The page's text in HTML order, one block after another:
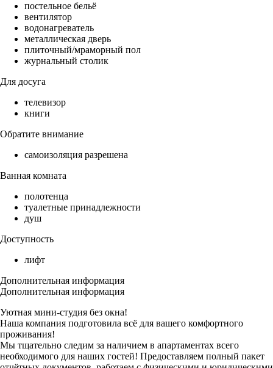
постельное бельё
вентилятор
водонагреватель
металлическая дверь
плиточный/мраморный пол
журнальный столик
Для досуга
телевизор
книги
Обратите внимание
самоизоляция разрешена
Ванная комната
полотенца
туалетные принадлежности
душ
Доступность
лифт
Дополнительная информация
Дополнительная информация
Уютная мини-студия без окна!
Наша компания подготовила всё для вашего комфортного
проживания!
Мы тщательно следим за наличием в апартаментах всего
необходимого для наших гостей! Предоставляем полный пакет